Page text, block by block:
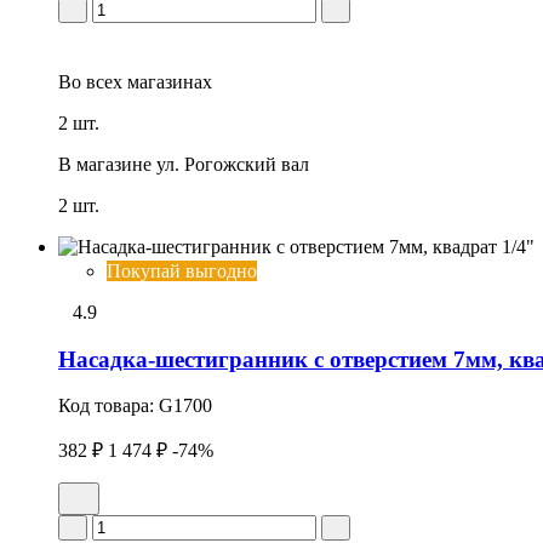
Во всех магазинах
2 шт.
В магазине ул. Рогожский вал
2 шт.
Покупай выгодно
4.9
Насадка-шестигранник с отверстием 7мм,
Код товара: G1700
382 ₽ 1 474 ₽ -74%